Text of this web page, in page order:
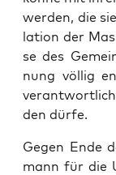
wer­den, die
la­ti­on der
se des
nung völ­lig
den dürfe.
Gegen Ende
mann für die